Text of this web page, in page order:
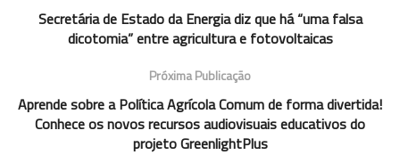
Secretária de Estado da Energia diz que há “uma falsa
dicotomia” entre agricultura e fotovoltaicas
Próxima Publicação
Aprende sobre a Política Agrícola Comum de forma divertida!
Conhece os novos recursos audiovisuais educativos do
projeto GreenlightPlus